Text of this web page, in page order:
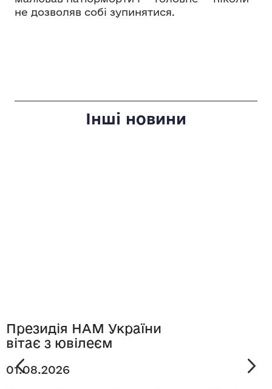
не дозволяв собі зупинятися.
Інші новини
Президія НАМ України
вітає з ювілеєм
01.08.2026